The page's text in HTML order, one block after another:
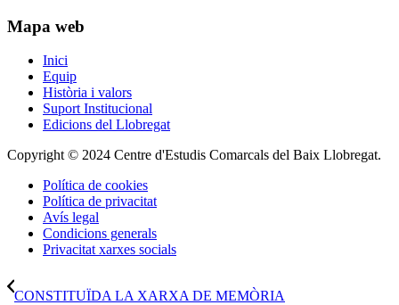
Mapa web
Inici
Equip
Història i valors
Suport Institucional
Edicions del Llobregat
Copyright © 2024 Centre d'Estudis Comarcals del Baix Llobregat.
Política de cookies
Política de privacitat
Avís legal
Condicions generals
Privacitat xarxes socials
CONSTITUÏDA LA XARXA DE MEMÒRIA